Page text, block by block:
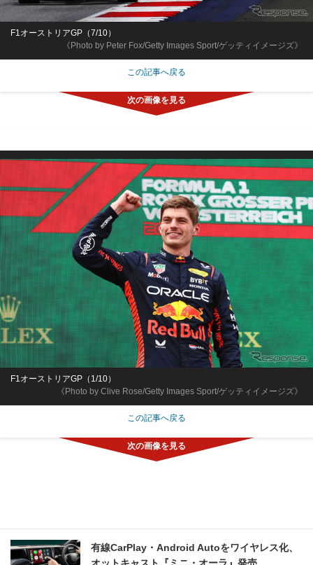
《Photo by Peter Fox/Getty Images Sport/ゲッティイメージズ》
F1オーストリアGP（7/10）
この記事へ戻る
《Photo by Clive Rose/Getty Images Sport/ゲッティイメージズ》
F1オーストリアGP（1/10）
この記事へ戻る
有線CarPlay・Android Autoをワイヤレス化、